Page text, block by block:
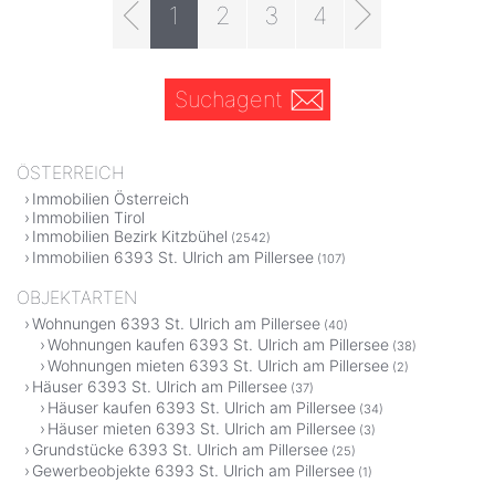
1 2 3 4
Suchagent
ÖSTERREICH
Immobilien Österreich
Immobilien Tirol
Immobilien Bezirk Kitzbühel (2542)
Immobilien 6393 St. Ulrich am Pillersee (107)
OBJEKTARTEN
Wohnungen 6393 St. Ulrich am Pillersee (40)
Wohnungen kaufen 6393 St. Ulrich am Pillersee (38)
Wohnungen mieten 6393 St. Ulrich am Pillersee (2)
Häuser 6393 St. Ulrich am Pillersee (37)
Häuser kaufen 6393 St. Ulrich am Pillersee (34)
Häuser mieten 6393 St. Ulrich am Pillersee (3)
Grundstücke 6393 St. Ulrich am Pillersee (25)
Gewerbeobjekte 6393 St. Ulrich am Pillersee (1)